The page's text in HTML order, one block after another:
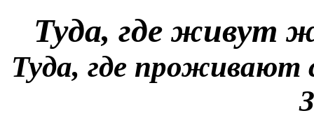
Туда, где живут
Туда, где проживают